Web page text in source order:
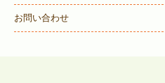
お問い合わせ